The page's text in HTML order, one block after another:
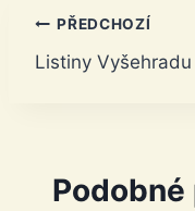
Navigace
pro
PŘEDCHOZÍ
Listiny Vyšehradu